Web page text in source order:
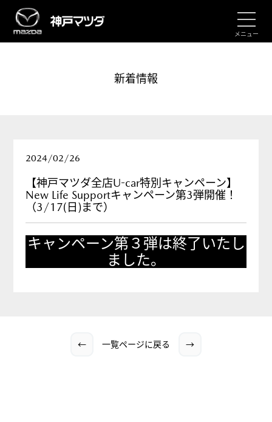
メニュー
新着情報
2024/02/26
【神戸マツダ全店U-car特別キャンペーン】
New Life Supportキャンペーン第3弾開催！
（3/17(日)まで）
キャンペーン第３弾は終了いたし
ました。
← 一覧ページに戻る →